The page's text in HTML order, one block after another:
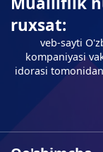
ruxsat:
veb-sayti
kompaniyasi
idorasi